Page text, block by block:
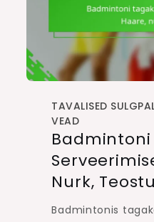
TAVALISED
VEAD
Nurk,
Badmintonis